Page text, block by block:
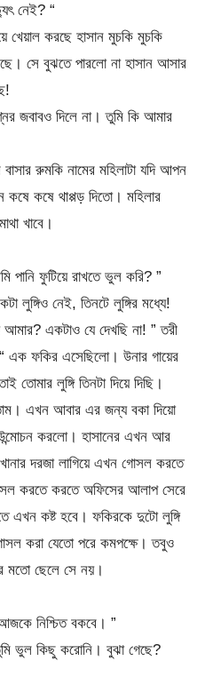
নেই? “
খেয়াল করছে হাসান মুচকি মুচকি
সে বুঝতে পারলো না হাসান আসার
জবাবও দিলে না। তুমি কি আমার
রুমকি নামের মহিলাটা যদি আপন
কষে থাপ্পড় দিতো। মহিলার
খাবে।
পানি ফুটিয়ে রাখতে ভুল করি? ”
লুঙ্গিও নেই, তিনটে লুঙ্গির মধ্যে!
আমার? একটাও যে দেখছি না! ” তরী
এক ফকির এসেছিলো। উনার গায়ের
তোমার লুঙ্গি তিনটা দিয়ে দিছি।
এখন আবার এর জন্য বকা দিয়ো
উন্মোচন করলো। হাসানের এখন আর
দরজা লাগিয়ে এখন গোসল করতে
করতে করতে অফিসের আলাপ সেরে
এখন কষ্ট হবে। ফকিরকে দুটো লুঙ্গি
করা যেতো পরে কমপক্ষে। তবুও
মতো ছেলে সে নয়।
নিশ্চিত বকবে। ”
ভুল কিছু করোনি। বুঝা গেছে?